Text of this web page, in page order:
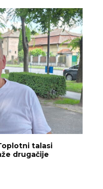
talasi
drugačije